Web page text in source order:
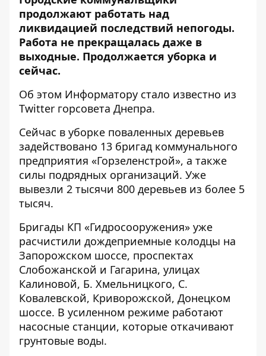
продолжают работать над
ликвидацией последствий непогоды.
Работа не прекращалась даже в
выходные. Продолжается уборка и
сейчас.
Об этом Информатору стало известно из
Twitter горсовета Днепра.
Сейчас в уборке поваленных деревьев
задействовано 13 бригад коммунального
предприятия «Горзеленстрой», а также
силы подрядных организаций. Уже
вывезли 2 тысячи 800 деревьев из более 5
тысяч.
Бригады КП «Гидросооружения» уже
расчистили дождеприемные колодцы на
Запорожском шоссе, проспектах
Слобожанской и Гагарина, улицах
Калиновой, Б. Хмельницкого, С.
Ковалевской, Криворожской, Донецком
шоссе. В усиленном режиме работают
насосные станции, которые откачивают
грунтовые воды.